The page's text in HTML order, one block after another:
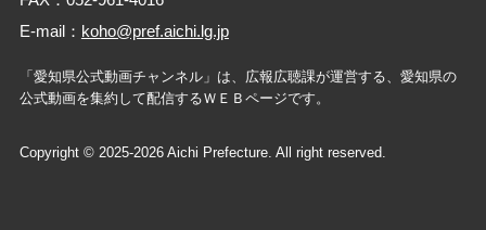
E-mail： koho@pref.aichi.lg.jp
「愛知県公式動画チャンネル」は、広報広聴課が運営する、 愛知県の
公式動画を集約して配信するＷＥＢページです。
Copyright © 2025-2026 Aichi Prefecture. All right reserved.